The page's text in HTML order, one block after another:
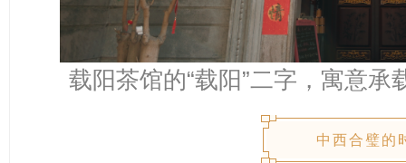
载阳茶馆的“载阳”二字，寓意承
中西合璧的